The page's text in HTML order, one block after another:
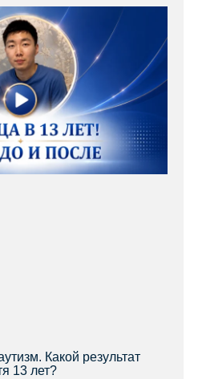
Какой результат
13 лет?